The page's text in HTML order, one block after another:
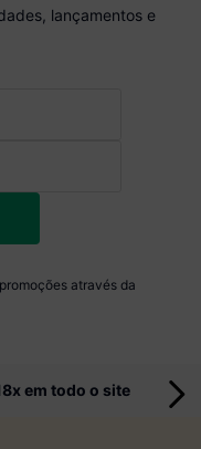
lançamentos e
através da
em todo o site